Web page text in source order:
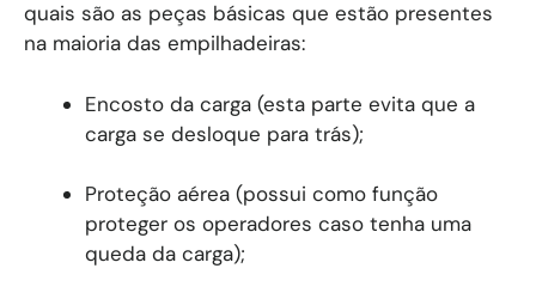
quais são as peças básicas que estão presentes
na maioria das empilhadeiras:
Encosto da carga (esta parte evita que a
carga se desloque para trás);
Proteção aérea (possui como função
proteger os operadores caso tenha uma
queda da carga);